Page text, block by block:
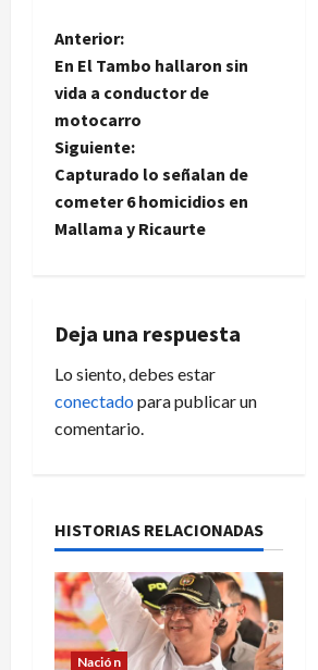
N
a
v
e
g
c
i
ó
e
e
n
Anterior:
En El Tambo hallaron sin
vida a conductor de
motocarro
Siguiente:
Capturado lo señalan de
cometer 6 homicidios en
Mallama y Ricaurte
Deja una respuesta
Lo siento, debes estar
conectado para publicar un
comentario.
HISTORIAS RELACIONADAS
Nación